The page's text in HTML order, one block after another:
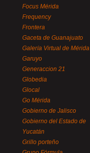
Focus Mérida
Frequency
Frontera
Gaceta de Guanajuato
Galería Virtual de Mérida
Garuyo
Generaccion 21
Globedia
Glocal
Go Mérida
Gobierno de Jalisco
Gobierno del Estado de
Yucatán
Grillo porteño